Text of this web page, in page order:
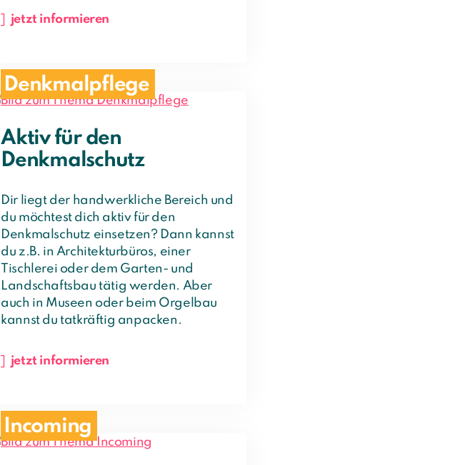
jetzt informieren
Denkmalpflege
Aktiv für den
Denkmalschutz
Dir liegt der handwerkliche Bereich und
du möchtest dich aktiv für den
Denkmalschutz einsetzen? Dann kannst
du z.B. in Architekturbüros, einer
Tischlerei oder dem Garten- und
Landschaftsbau tätig werden. Aber
auch in Museen oder beim Orgelbau
kannst du tatkräftig anpacken.
jetzt informieren
Incoming